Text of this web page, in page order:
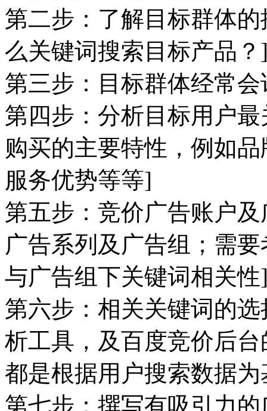
第二步：了解目标群体
么关键词搜索目标产品？
第三步：目标群体经常
第四步：分析目标用户
购买的主要特性，例如
服务优势等等]
第五步：竞价广告账户
广告系列及广告组；需
与广告组下关键词相关性
第六步：相关关键词的
析工具，及百度竞价后
都是根据用户搜索数据
第七步：撰写有吸引力